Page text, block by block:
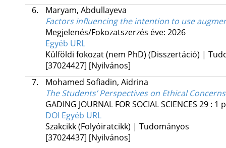
6.
Maryam, Abdullayeva
Factors influencing the intention to use
Megjelenés/Fokozatszerzés éve: 2026
Egyéb URL
Külföldi fokozat (nem PhD) (Disszertáció) |
[37024427] [Nyilvános]
7.
Mohamed Sofiadin, Aidrina
The Students’ Perspectives on Ethical
GADING JOURNAL FOR SOCIAL SCIENCES 29: 1
DOI Egyéb URL
Szakcikk (Folyóiratcikk) | Tudományos
[37024437] [Nyilvános]